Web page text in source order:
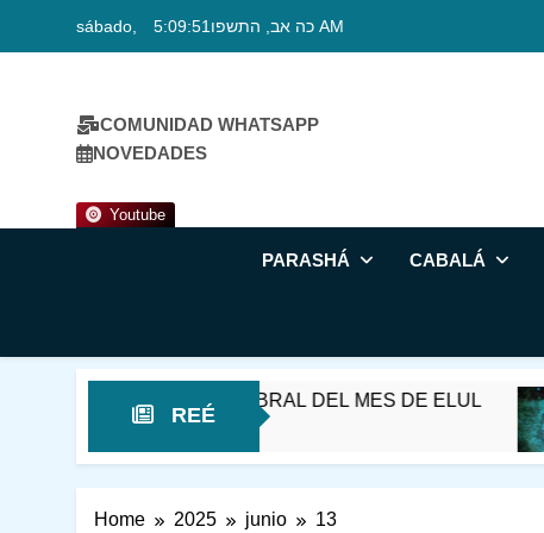
sábado, כה אב, התשפו 5:09:52 AM
COMUNIDAD WHATSAPP
NOVEDADES
Youtube
PARASHÁ CABALÁ
REÉ
REÉ – EN EL UMBRAL DEL MES DE ELUL
Home 2025 junio 13